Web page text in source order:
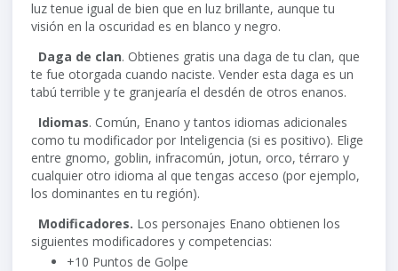
luz tenue igual de bien que en luz brillante, aunque tu
visión en la oscuridad es en blanco y negro.
Daga de clan. Obtienes gratis una daga de tu clan, que
te fue otorgada cuando naciste. Vender esta daga es un
tabú terrible y te granjearía el desdén de otros enanos.
Idiomas. Común, Enano y tantos idiomas adicionales
como tu modificador por Inteligencia (si es positivo). Elige
entre gnomo, goblin, infracomún, jotun, orco, térraro y
cualquier otro idioma al que tengas acceso (por ejemplo,
los dominantes en tu región).
Modificadores. Los personajes Enano obtienen los
siguientes modificadores y competencias:
+10 Puntos de Golpe